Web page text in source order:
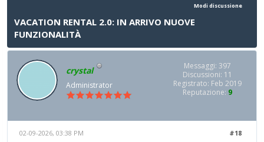
Modi discussione
VACATION RENTAL 2.0: IN ARRIVO NUOVE
FUNZIONALITÀ
crystal
Administrator
Messaggi: 397
Discussioni: 11
Registrato: Feb 2019
Reputazione: 9
#18
02-09-2026, 03:38 PM